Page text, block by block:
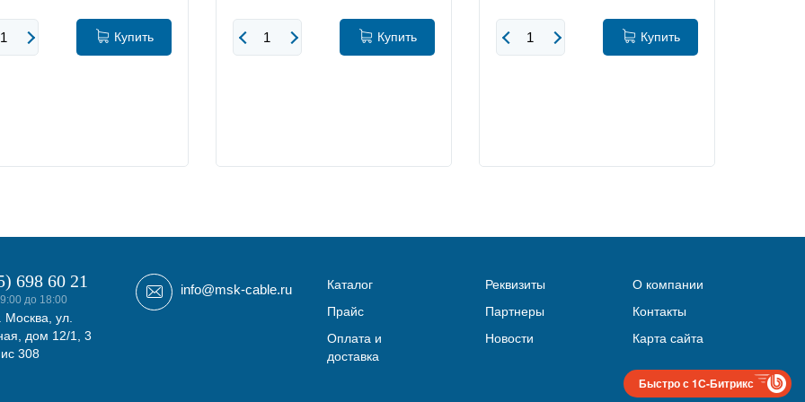
Купить Купить Купить
698 60 21
до 18:00
Москва, ул.
дом 12/1, 3
308
info@msk-cable.ru
Каталог
Прайс
Оплата и
доставка
Реквизиты
Партнеры
Новости
О компании
Контакты
Карта сайта
Быстро с 1С-Битрикс